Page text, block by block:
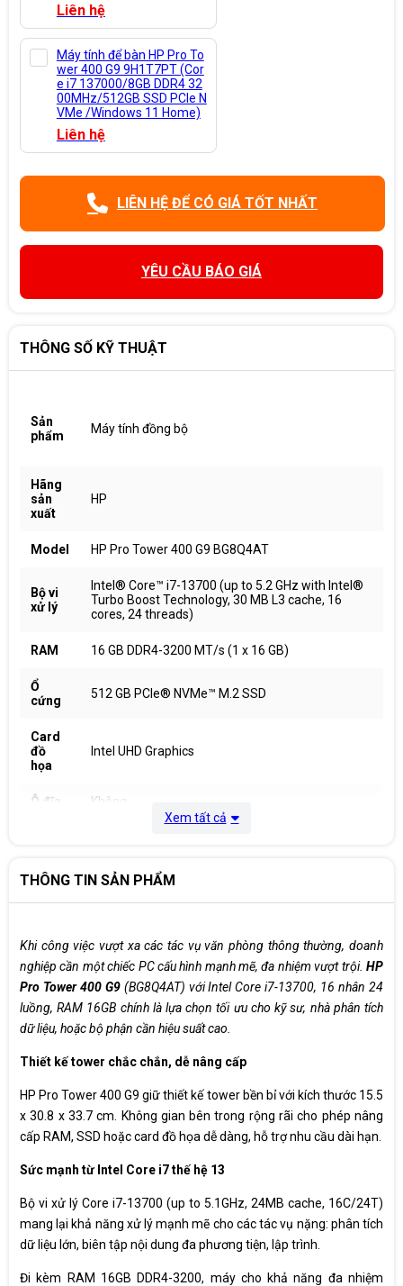
Liên hệ
Máy tính để bàn HP Pro To
wer 400 G9 9H1T7PT (Cor
e i7 137000/8GB DDR4 32
00MHz/512GB SSD PCIe N
VMe /Windows 11 Home)
Liên hệ
LIÊN HỆ ĐỂ CÓ GIÁ TỐT NHẤT
YÊU CẦU BÁO GIÁ
THÔNG SỐ KỸ THUẬT
Sản
phẩm
Máy tính đồng bộ
Hãng
sản
xuất
HP
Model HP Pro Tower 400 G9 BG8Q4AT
Bộ vi
xử lý
Intel® Core™ i7-13700 (up to 5.2 GHz with Intel®
Turbo Boost Technology, 30 MB L3 cache, 16
cores, 24 threads)
RAM 16 GB DDR4-3200 MT/s (1 x 16 GB)
Ổ
cứng
512 GB PCIe® NVMe™ M.2 SSD
Card
đồ
họa
Intel UHD Graphics
Ô đĩa Không
Cổng
1 headphone/microphone combo; 1 SuperSpeed
Hệ
điều
hành
Windows 11 Home Single Language
Kích
15.5 x 30.8 x 33.7 cm
Cân
nặng
5.31 kg
hành
12 tháng
Xem tất cả
THÔNG TIN SẢN PHẨM
Khi công việc vượt xa các tác vụ văn phòng thông thường, doanh
nghiệp cần một chiếc PC cấu hình mạnh mẽ, đa nhiệm vượt trội. HP
Pro Tower 400 G9(BG8Q4AT) với Intel Core i7-13700, 16 nhân 24
luồng, RAM 16GB chính là lựa chọn tối ưu cho kỹ sư, nhà phân tích
dữ liệu, hoặc bộ phận cần hiệu suất cao.
Thiết kế tower chắc chắn, dễ nâng cấp
HP Pro Tower 400 G9 giữ thiết kế tower bền bỉ với kích thước 15.5
x 30.8 x 33.7 cm. Không gian bên trong rộng rãi cho phép nâng
cấp RAM, SSD hoặc card đồ họa dễ dàng, hỗ trợ nhu cầu dài hạn.
Sức mạnh từ Intel Core i7 thế hệ 13
Bộ vi xử lý Core i7-13700 (up to 5.1GHz, 24MB cache, 16C/24T)
mang lại khả năng xử lý mạnh mẽ cho các tác vụ nặng: phân tích
dữ liệu lớn, biên tập nội dung đa phương tiện, lập trình.
Đi kèm RAM 16GB DDR4-3200, máy cho khả năng đa nhiệm